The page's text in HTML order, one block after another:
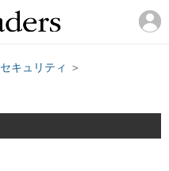
セキュリティ
＞